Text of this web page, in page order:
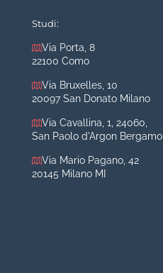
Rinoplastica
Medicina estetica Milano
Acido ialuronico viso
Aumento labbra
Filler
Studi:
Via Porta, 8
22100 Como
Via Bruxelles, 10
20097 San Donato Milano
Via Cavallina, 1, 24060,
San Paolo d'Argon Bergamo
Via Mario Pagano, 42
20145 Milano MI